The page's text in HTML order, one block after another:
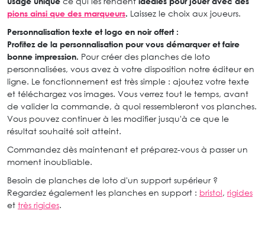
pions ainsi que des marqueurs. Laissez le choix aux joueurs.
Personnalisation texte et logo en noir offert :
Profitez de la personnalisation pour vous démarquer et faire
bonne impression. Pour créer des planches de loto
personnalisées, vous avez à votre disposition notre éditeur en
ligne. Le fonctionnement est très simple : ajoutez votre texte
et téléchargez vos images. Vous verrez tout le temps, avant
de valider la commande, à quoi ressembleront vos planches.
Vous pouvez continuer à les modifier jusqu'à ce que le
résultat souhaité soit atteint.
Commandez dès maintenant et préparez-vous à passer un
moment inoubliable.
Besoin de planches de loto d'un support supérieur ?
Regardez également les planches en support : bristol, rigides
et très rigides.